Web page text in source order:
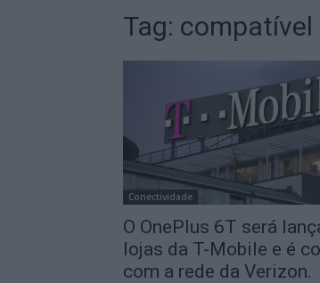
Tag: compatível
Conectividade
O OnePlus 6T será
lojas da T-Mobile e é
com a rede da Verizon.